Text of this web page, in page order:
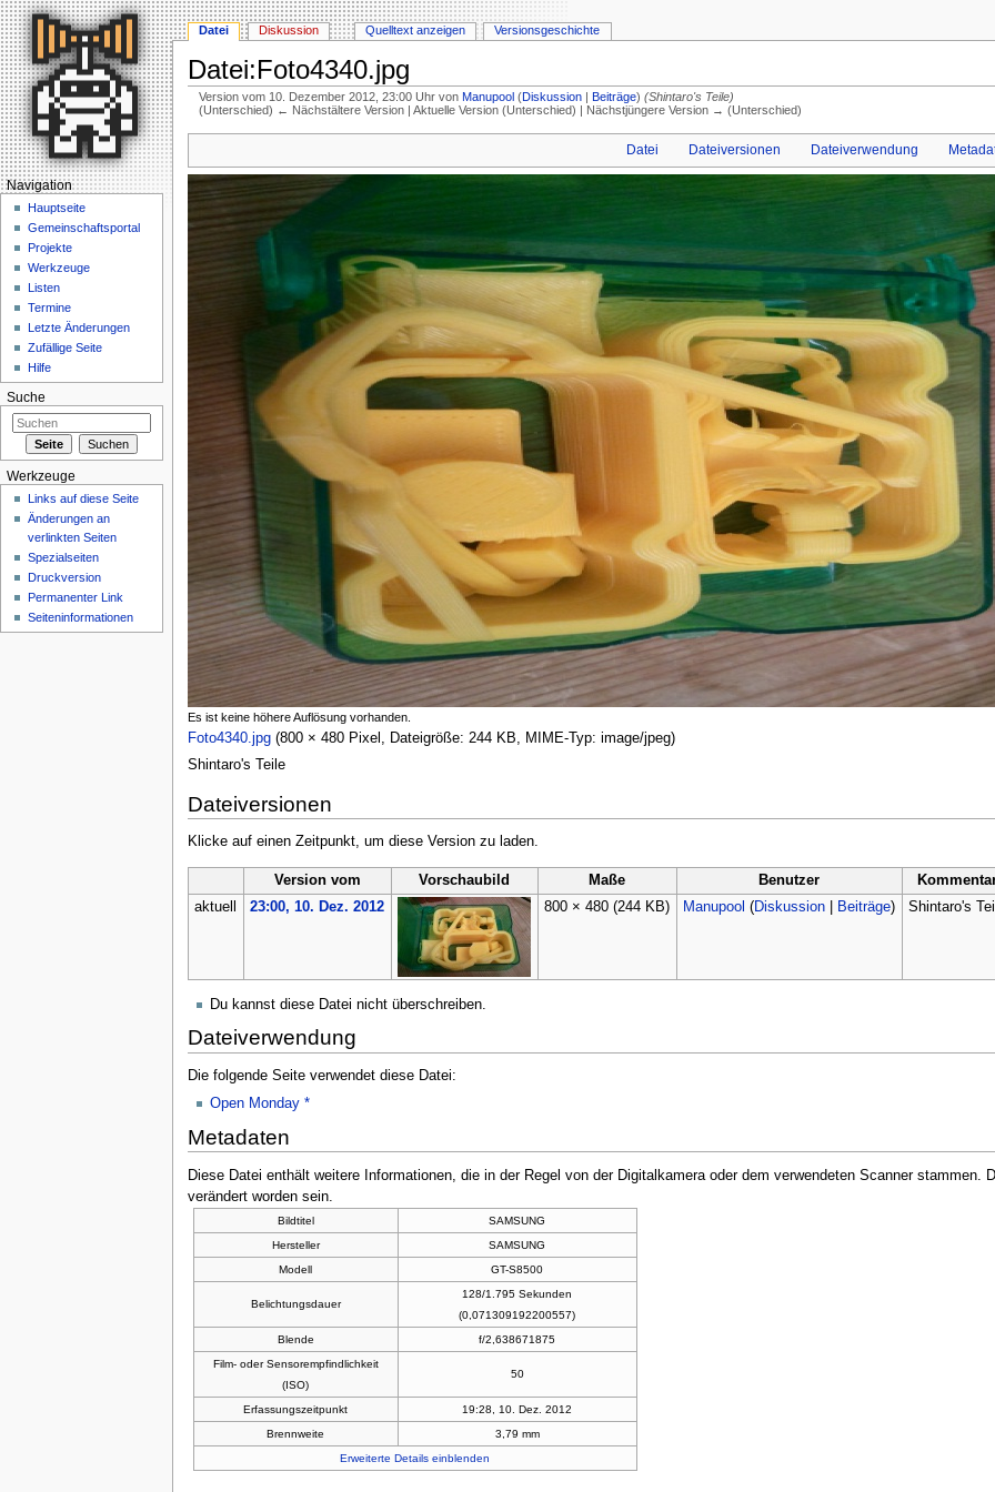
Datei:Foto4340.jpg
Version vom 10. Dezember 2012, 23:00 Uhr vonManupool (Diskussion |Beiträge) (Shintaro's Teile)
(Unterschied) ← Nächstältere Version | Aktuelle Version (Unterschied) | Nächstjüngere Version → (Unterschied)
Datei
Dateiversionen Dateiverwendung
Es ist keine höhere Auflösung vorhanden.
Foto4340.jpg‎ (800 × 480 Pixel, Dateigröße: 244 KB, MIME-Typ: image/jpeg)
Shintaro's Teile
Dateiversionen
Klicke auf einen Zeitpunkt, um diese Version zu laden.
Version vom Vorschaubild Maße Benutzer
aktuell
23:00, 10. Dez. 2012 800 × 480 (244 KB) Manupool (Diskussion| Beiträge) Shintaro's
Du kannst diese Datei nicht überschreiben.
Dateiverwendung
Die folgende Seite verwendet diese Datei:
Open Monday *
Metadaten
Diese Datei enthält weitere Informationen, die in der Regel von der Digitalkamera oder dem verwendeten Scanner stammen.
verändert worden sein.
Bildtitel
SAMSUNG
Hersteller
SAMSUNG
Modell
GT-S8500
Belichtungsdauer
128/1.795 Sekunden
(0,071309192200557)
Blende
f/2,638671875
Film- oder Sensorempfindlichkeit
(ISO)
50
Erfassungszeitpunkt
19:28, 10. Dez. 2012
Brennweite
3,79 mm
Erweiterte Details einblenden
Datei Diskussion Quelltext anzeigen Versionsgeschichte
Navigation
Hauptseite
Gemeinschaftsportal
Projekte
Werkzeuge
Listen
Termine
Letzte Änderungen
Zufällige Seite
Hilfe
Suche
Werkzeuge
Links auf diese Seite
Änderungen an
verlinkten Seiten
Spezialseiten
Druckversion
Permanenter Link
Seiten­informationen